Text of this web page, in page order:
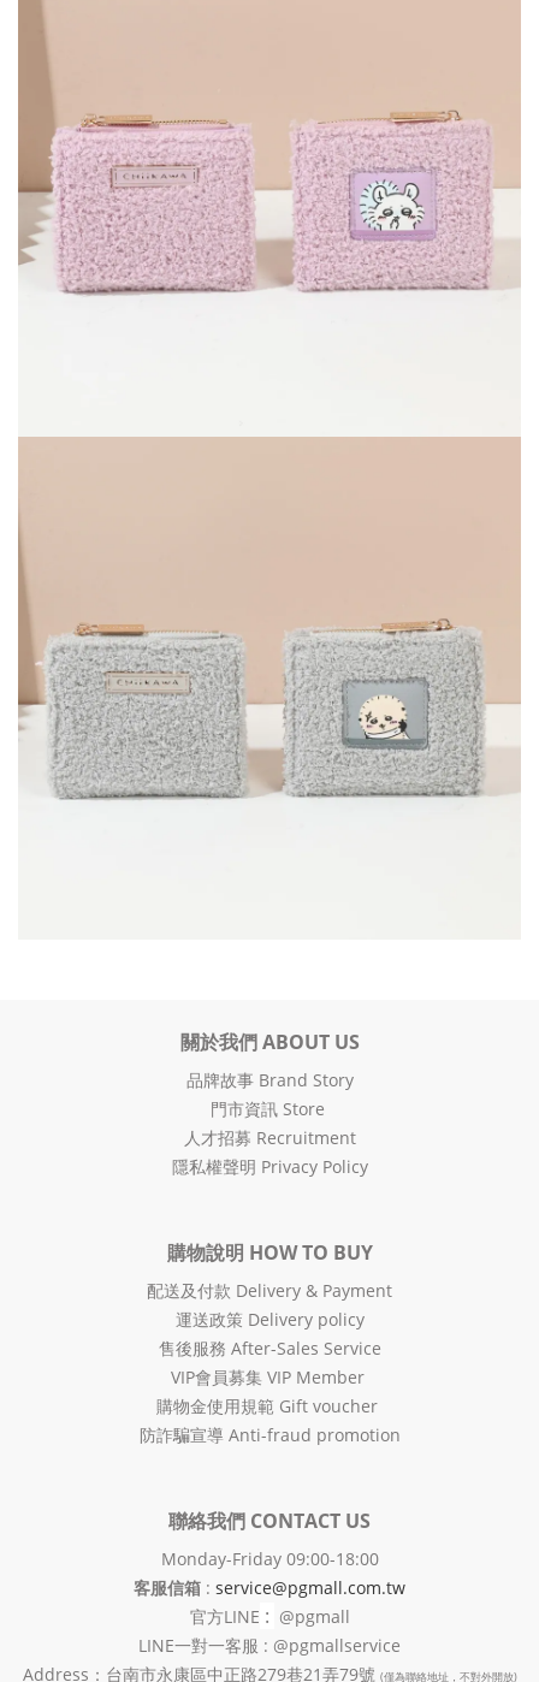
關於我們 ABOUT US
品牌故事 Brand Story
門市資訊 Store
人才招募 Recruitment
隱私權聲明 Privacy Policy
購物說明 HOW TO BUY
配送及付款 Delivery & Payment
運送政策 Delivery policy
售後服務 After-Sales Service
VIP會員募集 VIP Member
購物金使用規範 Gift voucher
防詐騙宣導 Anti-fraud promotion
聯絡我們 CONTACT US
Monday-Friday 09:00-18:00
客服信箱 : service@pgmall.com.tw
官方LINE : @pgmall
LINE一對一客服 : @pgmallservice
Address：台南市永康區中正路279巷21弄79號 (僅為聯絡地址，不對外開放)